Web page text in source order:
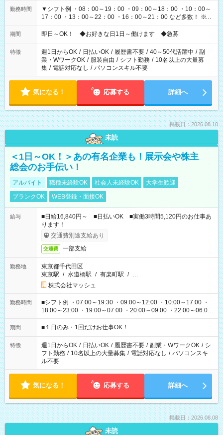
勤務時間
▼シフト例 ・08：00～19：00 ・09：00～18：00 ・10：00～
17：00 ・13：00～22：00 ・16：00～21：00 など多数！ ※お
仕事により勤務時間が異なります
期間 即日～OK！ ◆お好きな日1日～働けます ◆急募
特徴 週1日からOK / 日払いOK / 履歴書不要 / 40～50代活躍中 / 副
業・WワークOK / 服装自由 / シフト勤務 / 10名以上の大量募
集 / 電話対応なし / パソコンスキル不要
気になる！ 応募する 詳細へ
掲載日：2026.08.10
未読
＜1日～OK！＞あの有名企業も！展示会や株主
総会のお手伝い！
アルバイト 職種未経験OK 社会人未経験OK
大学生歓迎
ブランクOK
WEB登録・面接OK
給与
■日給16,840円～ ■日払いOK ■実働3時間5,120円のお仕事あ
ります！
交通費別途支給あり
交通費 一部支給
勤務地
東京都千代田区
東京駅 / 水道橋駅 / 有楽町駅 / …
株式会社マッシュ
勤務時間
■シフト例 ・07:00～19:30 ・09:00～12:00 ・10:00～17:00 ・
18:00～23:00 ・19:00～07:00 ・20:00～09:00 ・22:00～06:00
etc ★最短で3時間で5,120円のお仕事から 15時間で2万円近く稼
げるお仕事も！ ご希望のお時間に合わせてご紹介！ ※シフトは
ください！
期間 ■１日のみ・1回だけお仕事OK！
特徴 週1日からOK / 日払いOK / 履歴書不要 / 副業・WワークOK / シ
フト勤務 / 10名以上の大量募集 / 電話対応なし / パソコンスキ
ル不要
気になる！ 応募する 詳細へ
掲載日：2026.08.08
未読